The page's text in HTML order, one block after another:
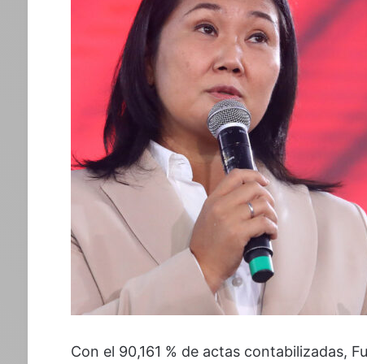
Con el 90,161 % de actas contabilizadas,